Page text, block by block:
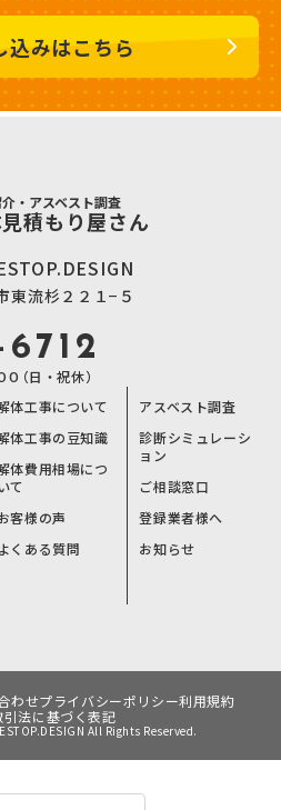
込みはこちら
・アスベスト調査
積もり屋さん
流杉２２１−５
（日・祝休）
体工事について
体工事の豆知識
体費用相場につ
て
客様の声
よくある質問
アスベスト調査
診断シミュレーシ
ョン
ご相談窓口
登録業者様へ
お知らせ
わせプライバシーポリシー利用規約
法に基づく表記
All Rights Reserved.